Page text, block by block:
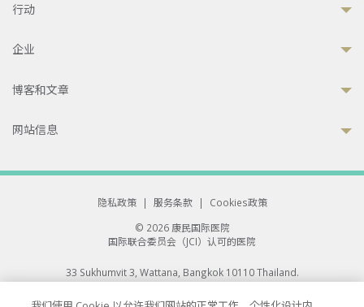
行动
企业
博客和文章
网站信息
隐私政策 | 服务条款 |
Cookies政策
© 2026 康民国际医院
国际联合委员会（JCI）认可的医院
33 Sukhumvit 3, Wattana, Bangkok 10110 Thailand.
All rights reserved.